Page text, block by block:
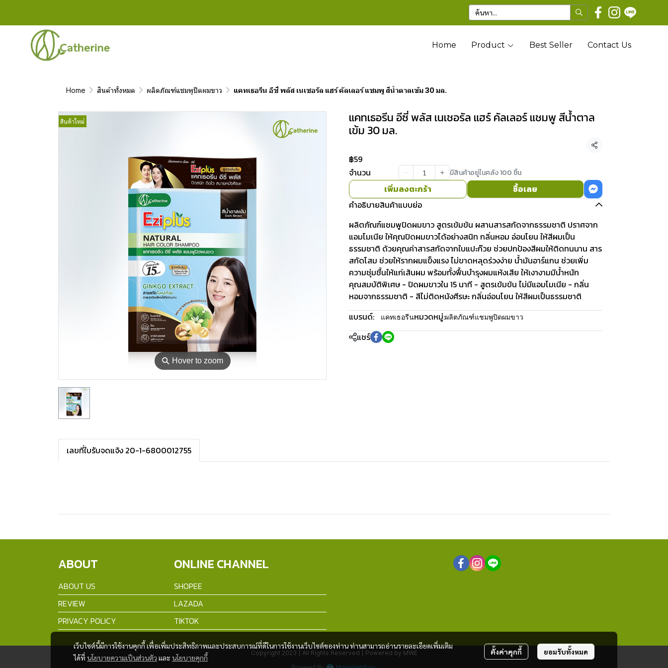
Home Product Best Seller Contact Us
Home สินค้าทั้งหมด ผลิตภัณฑ์แชมพูปิดผมขาว แคทเธอรีน อีซี่ พลัส เนเชอรัล แฮร์ คัลเลอร์ แชมพู สีน้ำตาลเข้ม 30 มล.
⚲ Hover to zoom
สินค้าใหม่ แคทเธอรีน อีซี่ พลัส เนเชอรัล แฮร์ คัลเลอร์ แชมพู สีน้ำตาล
เข้ม 30 มล.
แชร์
฿59
จำนวน
มีสินค้าอยู่ในคลัง 100 ชิ้น
เพิ่มลงตะกร้า
ซื้อเลย
คำอธิบายสินค้าแบบย่อ
ผลิตภัณฑ์แชมพูปิดผมขาว สูตรเข้มข้น ผสานสารสกัดจากธรรมชาติ ปราศจาก
แอมโมเนีย ให้คุณปิดผมขาวได้อย่างสนิท กลิ่นหอม อ่อนโยน ให้สีผมเป็น
ธรรมชาติ ด้วยคุณค่าสารสกัดจากใบแปะก๊วย ช่วยปกป้องสีผมให้ติดทนนาน สาร
สกัดโสม ช่วยให้รากผมแข็งแรง ไม่ขาดหลุดร่วงง่าย น้ำมันอาร์แกน ช่วยเพิ่ม
ความชุ่มชื้นให้แก่เส้นผม พร้อมทั้งฟื้นบำรุงผมแห้งเสีย ให้เงางามมีน้ำหนัก
คุณสมบัติพิเศษ - ปิดผมขาวใน 15 นาที - สูตรเข้มข้น ไม่มีแอมโมเนีย - กลิ่น
หอมจากธรรมชาติ - สีไม่ติดหนังศีรษะ กลิ่นอ่อนโยน ให้สีผมเป็นธรรมชาติ
แบรนด์:
แคทเธอรีนหมวดหมู่:ผลิตภัณฑ์แชมพูปิดผมขาว
แชร์
เลขที่ใบรับจดแจ้ง 20-1-6800012755
เว็บไซต์นี้มีการใช้งานคุกกี้ เพื่อเพิ่มประสิทธิภาพและประสบการณ์ที่ดีในการใช้งานเว็บไซต์ของท่าน ท่านสามารถอ่านรายละเอียดเพิ่มเติม
ได้ที่ นโยบายความเป็นส่วนตัว และ นโยบายคุกกี้
ตั้งค่าคุกกี้ ยอมรับทั้งหมด
ABOUT
ABOUT US
REVIEW
PRIVACY POLICY
ONLINE CHANNEL
SHOPEE
LAZADA
TIKTOK
Copyright 2023 | All Rights Reserved | Powered by MWE